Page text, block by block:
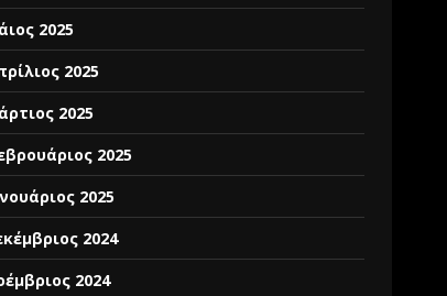
2025
2025
2025
2025
2025
2024
2024